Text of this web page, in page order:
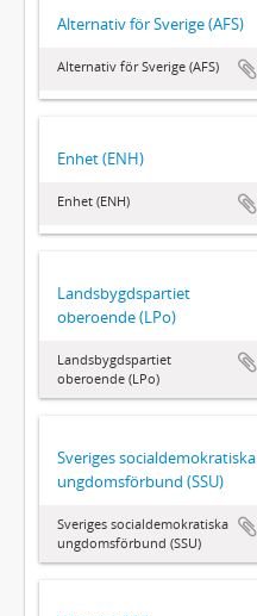
Alternativ för Sverige (AFS)
Alternativ för Sverige (AFS)
Enhet (ENH)
Enhet (ENH)
Landsbygdspartiet
oberoende (LPo)
Landsbygdspartiet
oberoende (LPo)
Sveriges socialdemokratiska
ungdomsförbund (SSU)
Sveriges socialdemokratiska
ungdomsförbund (SSU)